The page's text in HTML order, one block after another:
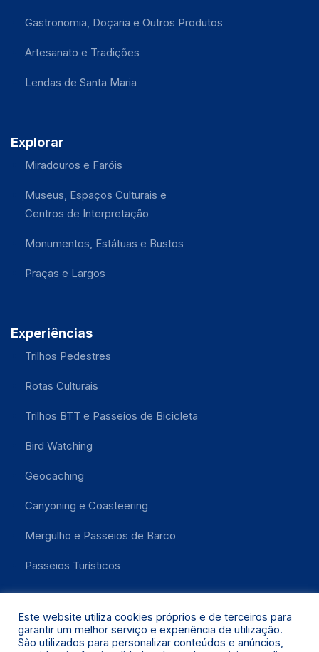
Gastronomia, Doçaria e Outros Produtos
Artesanato e Tradições
Lendas de Santa Maria
Explorar
Miradouros e Faróis
Museus, Espaços Culturais e
Centros de Interpretação
Monumentos, Estátuas e Bustos
Praças e Largos
Experiências
Trilhos Pedestres
Rotas Culturais
Trilhos BTT e Passeios de Bicicleta
Bird Watching
Geocaching
Canyoning e Coasteering
Mergulho e Passeios de Barco
Passeios Turísticos
Este website utiliza cookies próprios e de terceiros para
garantir um melhor serviço e experiência de utilização.
São utilizados para personalizar conteúdos e anúncios,